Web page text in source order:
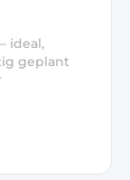
ideal,
geplant